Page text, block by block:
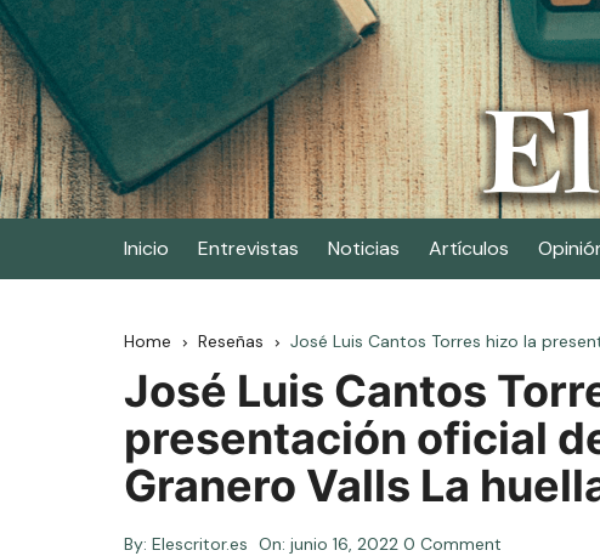
Skip
to
content
Elescritor.es
El periódico digital de los escritores
Inicio Entrevistas Noticias Artículos
Home Reseñas José Luis Cantos Torres hizo la
José Luis Cantos
presentación oficial
Granero Valls La
By: Elescritor.es On: junio 16, 2022 0 Comment